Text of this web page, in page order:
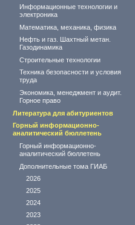
Информационные технологии и
электроника
Математика, механика, физика
Нефть и газ. Шахтный метан.
Газодинамика
Строительные технологии
Техника безопасности и условия
труда
Экономика, менеджмент и аудит.
Горное право
Литература для абитуриентов
Горный информационно-
аналитический бюллетень
Горный информационно-
аналитический бюллетень
Дополнительные тома ГИАБ
2026
2025
2024
2023